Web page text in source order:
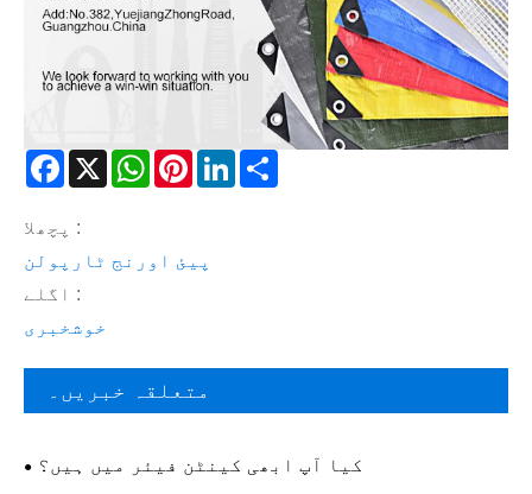
Facebook
X WhatsAppPinterestLinkedIn
پچھلا :
پیئ اورنج ٹارپولن
اگلے :
خوشخبری
متعلقہ خبریں۔
کیا آپ ابھی کینٹن فیئر میں ہیں؟